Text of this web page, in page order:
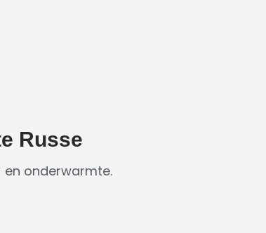
Russe
en onderwarmte.